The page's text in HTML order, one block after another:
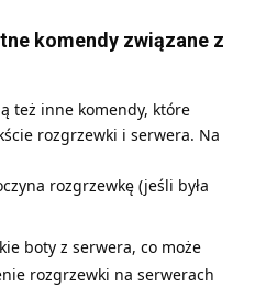
komendy związane z
też inne komendy, które
rozgrzewki i serwera. Na
rozgrzewkę (jeśli była
boty z serwera, co może
rozgrzewki na serwerach